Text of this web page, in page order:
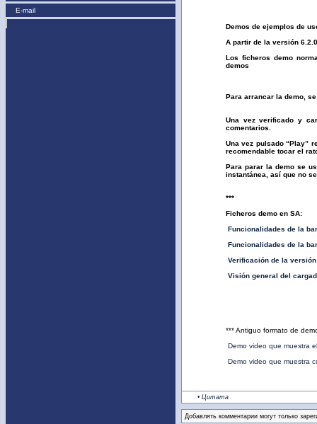
E-mail
Demos de ejemplos de
A partir de la versión
Los ficheros demo
demos
Para arrancar la demo,
Una vez verificado y
comentarios.
Una vez pulsado “Play”
recomendable tocar el
Para parar la demo se
instantánea, así que no
***
Ficheros demo en SA:
Funcionalidades de la
Funcionalidades de la
Verificación de la
Visión general del
*** Antiguo formato de
Demo video que muestra
Demo video que muestra
• Цитата
Добавлять комментарии могут только